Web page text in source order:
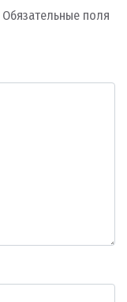
Обязательные поля